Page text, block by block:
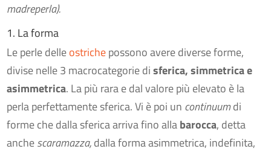
madreperla).
1. La forma
Le perle delleostrichepossono avere diverse forme,
divise nelle 3 macrocategorie disferica, simmetrica e
asimmetrica. La più rara e dal valore più elevato è la
perla perfettamente sferica. Vi è poi un continuumdi
forme che dalla sferica arriva fino allabarocca, detta
anchescaramazza,dalla forma asimmetrica, indefinita,